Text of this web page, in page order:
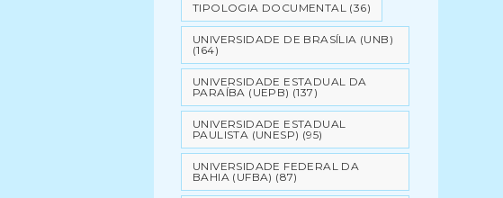
TIPOLOGIA DOCUMENTAL (36)
UNIVERSIDADE DE BRASÍLIA (UNB)
(164)
UNIVERSIDADE ESTADUAL DA
PARAÍBA (UEPB) (137)
UNIVERSIDADE ESTADUAL
PAULISTA (UNESP) (95)
UNIVERSIDADE FEDERAL DA
BAHIA (UFBA) (87)